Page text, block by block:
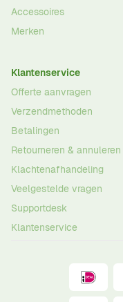
Accessoires
Merken
Klantenservice
Offerte aanvragen
Verzendmethoden
Betalingen
Retourneren & annuleren
Klachtenafhandeling
Veelgestelde vragen
Supportdesk
Klantenservice